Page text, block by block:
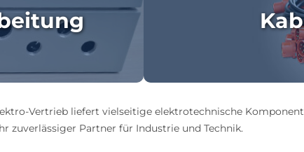
Vertrieb liefert vielseitige elektrotechnische
zuverlässiger Partner für Industrie und Technik.